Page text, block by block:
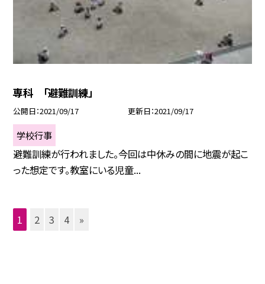
専科 「避難訓練」
公開日 2021/09/17 更新日 2021/09/17
学校行事
避難訓練が行われました。今回は中休みの間に地震が起こ
った想定です。教室にいる児童...
1 2 3 4 »